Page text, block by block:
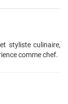
styliste culinaire,
comme chef.